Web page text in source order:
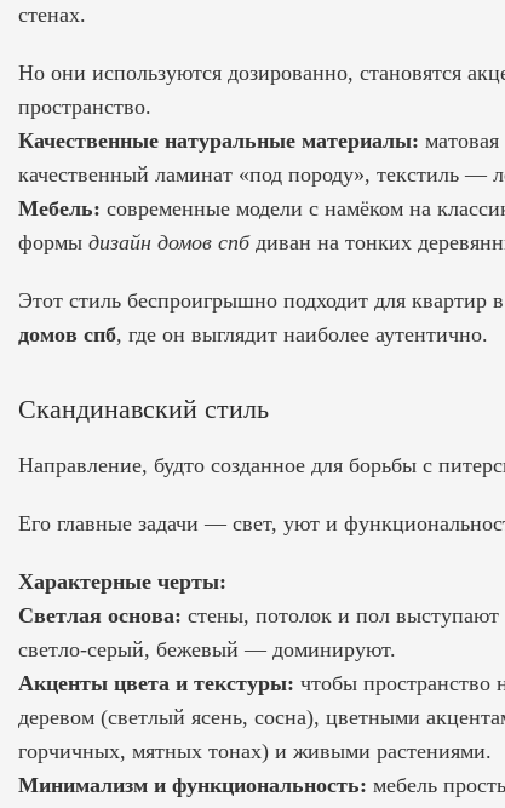
стенах.
Но они используются дозированно, становятся
пространство.
Качественные натуральные материалы:
качественный ламинат «под породу», текстиль —
Мебель: современные модели с намёком на
формы дизайн домов спбдиван на тонких
Этот стиль беспроигрышно подходит для квартир
домов спб, где он выглядит наиболее аутентично.
Скандинавский стиль
Направление, будто созданное для борьбы с
Его главные задачи — свет, уют и
Характерные черты:
Светлая основа: стены, потолок и пол выступают
светло-серый, бежевый — доминируют.
Акценты цвета и текстуры: чтобы пространство
деревом (светлый ясень, сосна), цветными
горчичных, мятных тонах) и живыми растениями.
Минимализм и функциональность: мебель